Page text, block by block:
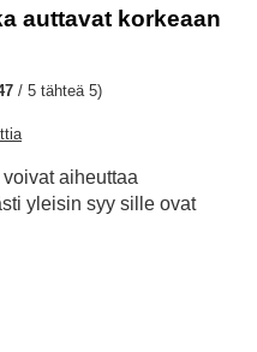
auttavat korkeaan
/ 5 tähteä 5)
aiheuttaa
yleisin syy sille ovat